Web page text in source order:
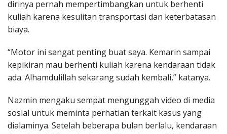
dirinya pernah mempertimbangkan untuk berhenti
kuliah karena kesulitan transportasi dan keterbatasan
biaya.
“Motor ini sangat penting buat saya. Kemarin sampai
kepikiran mau berhenti kuliah karena kendaraan tidak
ada. Alhamdulillah sekarang sudah kembali,” katanya.
Nazmin mengaku sempat mengunggah video di media
sosial untuk meminta perhatian terkait kasus yang
dialaminya. Setelah beberapa bulan berlalu, kendaraan